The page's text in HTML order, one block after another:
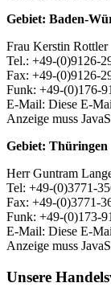
Gebiet: Baden-
Frau Kerstin Rottler
Tel.: +49-(0)9126-
Fax: +49-(0)9126-
Funk: +49-(0)176-
E-Mail: Diese E-
Anzeige muss
Gebiet: Thüringen
Herr Guntram
Tel: +49-(0)3771-
Fax: +49-(0)3771-
Funk: +49-(0)173-
E-Mail: Diese E-
Anzeige muss
Unsere